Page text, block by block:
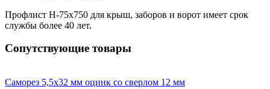
Профлист Н-75х750 для крыш, заборов и ворот имеет срок
службы более 40 лет.
Сопутствующие товары
Саморез 5,5х32 мм оцинк со сверлом 12 мм